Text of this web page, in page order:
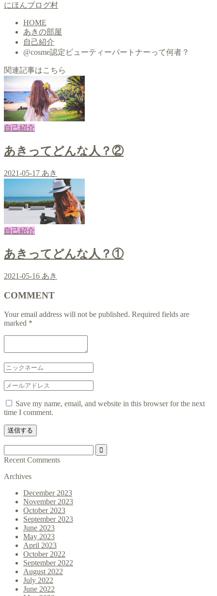
にほんブログ村
HOME
あきの部屋
自己紹介
@cosme認定ビューティーパートナーって何者？
関連記事はこちら
自己紹介
あきってどんな人？②
2021-05-17 あき
自己紹介
あきってどんな人？①
2021-05-16 あき
COMMENT
Your email address will not be published. Required fields are
marked *
Save my name, email, and website in this browser for the next
time I comment.
Recent Comments
Archives
December 2023
November 2023
October 2023
September 2023
June 2023
May 2023
April 2023
October 2022
September 2022
August 2022
July 2022
June 2022